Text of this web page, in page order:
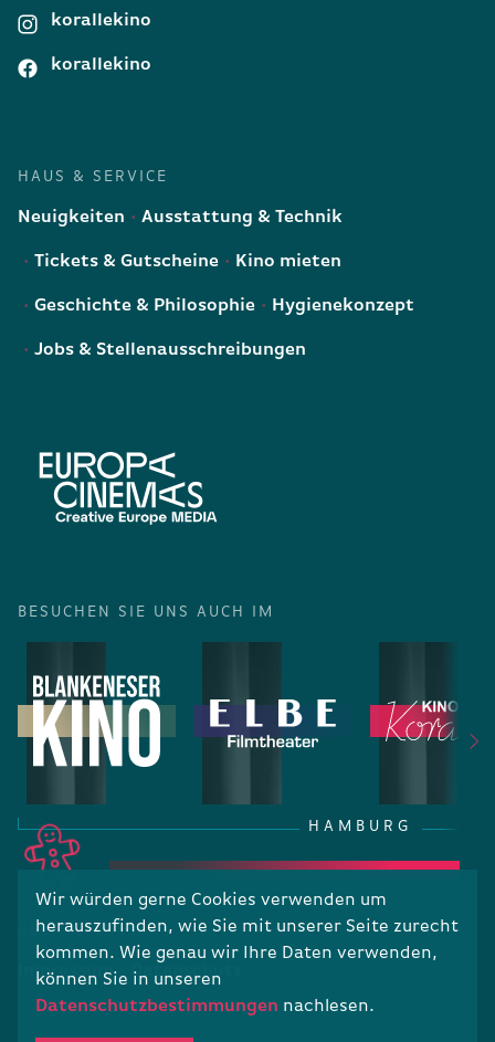
Wir würden gerne Cookies verwenden um
herauszufinden, wie Sie mit unserer Seite zurecht
kommen. Wie genau wir Ihre Daten verwenden,
können Sie in unseren
Datenschutzbestimmungen nachlesen.
korallekino
korallekino
HAUS & SERVICE
Neuigkeiten Ausstattung & Technik
Tickets & Gutscheine Kino mieten
Geschichte & Philosophie Hygienekonzept
Jobs & Stellenausschreibungen
BESUCHEN SIE UNS AUCH IM
HAMBURG
RECHTLICHES
Impressum Datenschutz